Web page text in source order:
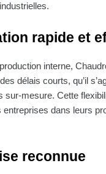
rapide et
interne,
délais courts, qu’il
sur-mesure. Cette
entreprises dans leurs
reconnue